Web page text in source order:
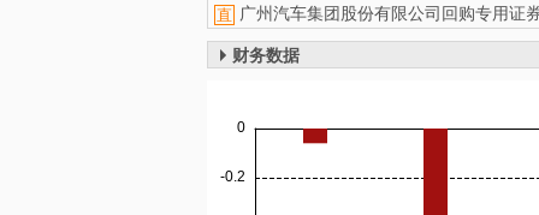
直 广州汽车集团股份有限公司回购专用证
财务数据